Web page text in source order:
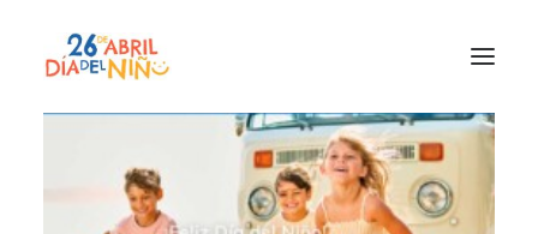
¿Qué es el Día del Niño?
¿Cómo lo vamos a celebrar?